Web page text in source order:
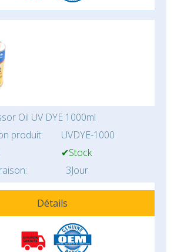
Oil UV DYE 1000ml
produit:
UVDYE-1000
✔Stock
3Jour
Détails